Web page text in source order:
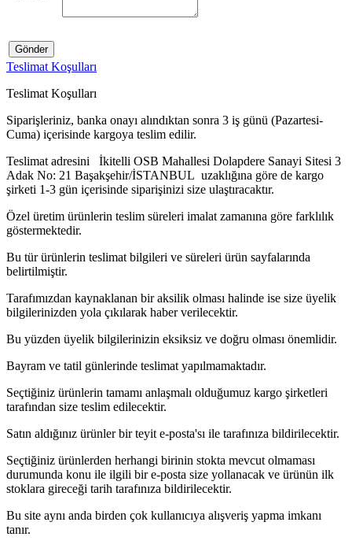
Gönder
Teslimat Koşulları
Teslimat Koşulları
Siparişleriniz, banka onayı alındıktan sonra 3 iş günü (Pazartesi-
Cuma) içerisinde kargoya teslim edilir.
Teslimat adresini İkitelli OSB Mahallesi Dolapdere Sanayi Sitesi 3
Adak No: 21 Başakşehir/İSTANBUL uzaklığına göre de kargo
şirketi 1-3 gün içerisinde siparişinizi size ulaştıracaktır.
Özel üretim ürünlerin teslim süreleri imalat zamanına göre farklılık
göstermektedir.
Bu tür ürünlerin teslimat bilgileri ve süreleri ürün sayfalarında
belirtilmiştir.
Tarafımızdan kaynaklanan bir aksilik olması halinde ise size üyelik
bilgilerinizden yola çıkılarak haber verilecektir.
Bu yüzden üyelik bilgilerinizin eksiksiz ve doğru olması önemlidir.
Bayram ve tatil günlerinde teslimat yapılmamaktadır.
Seçtiğiniz ürünlerin tamamı anlaşmalı olduğumuz kargo şirketleri
tarafından size teslim edilecektir.
Satın aldığınız ürünler bir teyit e-posta'sı ile tarafınıza bildirilecektir.
Seçtiğiniz ürünlerden herhangi birinin stokta mevcut olmaması
durumunda konu ile ilgili bir e-posta size yollanacak ve ürünün ilk
stoklara gireceği tarih tarafınıza bildirilecektir.
Bu site aynı anda birden çok kullanıcıya alışveriş yapma imkanı
tanır.